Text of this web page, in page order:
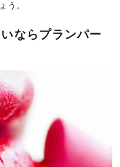
う。
ならプランパー